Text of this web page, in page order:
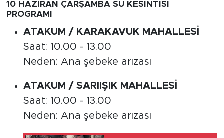
10 HAZİRAN ÇARŞAMBA SU KESİNTİSİ
PROGRAMI
ATAKUM / KARAKAVUK MAHALLESİ
Saat: 10.00 - 13.00
Neden: Ana şebeke arızası
ATAKUM / SARIIŞIK MAHALLESİ
Saat: 10.00 - 13.00
Neden: Ana şebeke arızası